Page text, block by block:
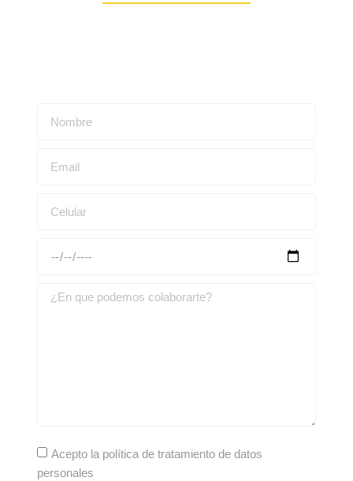
Acepto la política de tratamiento de datos
personales